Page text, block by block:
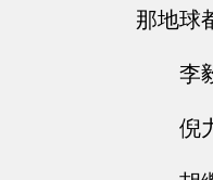
那地球
李
倪